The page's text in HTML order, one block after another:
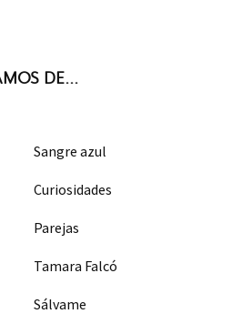
DE...
Sangre azul
Curiosidades
Parejas
Tamara Falcó
Sálvame